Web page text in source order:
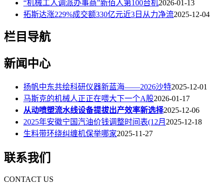
“机械工人调派办事商”新佰人第100台机2026-01-13
拓斯达涨229%成交额330亿元近3日从力净流2025-12-04
栏目导航
新闻中心
扬帆中东共绘科研仪器新蓝海——2026沙特2025-12-01
马斯克的机械人正正在喂大下一个A股2026-01-17
从动喷塑流水线设备提拔出产效率新选择2025-12-06
2025年安徽宁国汽油价钱调整时间表(12月 2025-12-18
生料带环绕纠缠机保举哪家2025-11-27
联系我们
CONTACT US